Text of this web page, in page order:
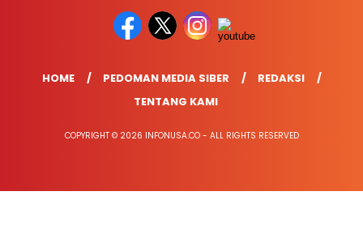
HOME PEDOMAN MEDIA SIBER
REDAKSI
TENTANG KAMI
COPYRIGHT © 2026 INFONUSA.CO - ALL RIGHTS RESERVED